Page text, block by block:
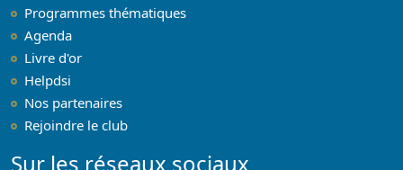
Programmes thématiques
Agenda
Livre d'or
Helpdsi
Nos partenaires
Rejoindre le club
Sur les réseaux sociaux